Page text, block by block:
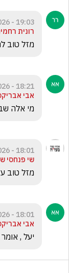
19:03 - 15.01.2026
רונית
מזל טוב
18:21 - 15.01.2026
אבי
מי אלה
18:01 - 15.01.2026
שי פנחסי
מזל טוב עד
18:01 - 15.01.2026
אבי
יעל ,